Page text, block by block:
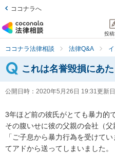
ココナラへ
投
ココナラ法律相談 法律Q&A
これは名誉毀損にあ
公開日時： 2020年5月26日 19:31更新
3年ほど前の彼氏がとても暴力的
その腹いせに彼の父親の会社（
「ご子息から暴力行為を受けて
てアドから送ってしまいました。